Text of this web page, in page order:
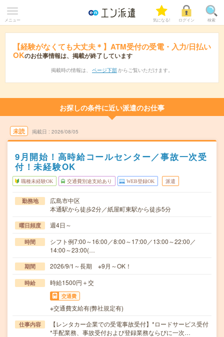
メニュー 気になる! ログイン 検索
【経験がなくても大丈夫＊】ATM受付の受電・入力/日払い
OKのお仕事情報は、掲載が終了しています
掲載時の情報は、 ページ下部 からご覧いただけます。
お探しの条件に近い派遣のお仕事
未読 掲載日 2026/08/05
9月開始！高時給コールセンター／事故一次受
付！未経験OK
職種未経験OK 交通費別途支給あり WEB登録OK 派遣
勤務地
広島市中区
本通駅から徒歩2分／紙屋町東駅から徒歩5分
曜日頻度 週4日～
時間
シフト例7:00～16:00／8:00～17:00／13:00～22:00／
14:00～23:00(…
期間 2026/9/1～長期 ※9月～OK！
時給 時給1500円＋交
交通費
※交通費支給有(弊社規定有)
仕事内容
【レンタカー企業での受電事故受付】*ロードサービス受付
*手配業務、事故受付および登録業務ならびに一次…